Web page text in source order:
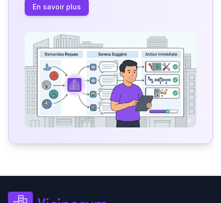
En savoir plus